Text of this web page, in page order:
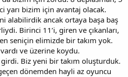
yarı bizim için avantaj olacak.
alabilirdik ancak ortaya başa baş
Birinci 11’i, giren ve çıkanları,
seniçin elimizde bir takım yok.
ve üzerine koydu.
Biz yeni bir takım oluşturduk.
dönemden hayli az oyuncu